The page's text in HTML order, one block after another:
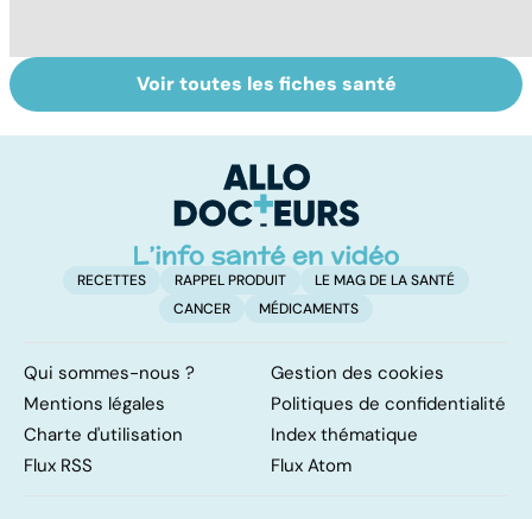
Quand la maladie
entraîne la chute
Le lymphome, un
cancer peu
fréquent
Voir toutes les fiches santé
RECETTES RAPPEL PRODUIT
LE MAG DE LA SANTÉ
CANCER
MÉDICAMENTS
Qui sommes-nous ?
Gestion des cookies
Mentions légales
Politiques de confidentialité
Charte d'utilisation
Index thématique
Flux RSS
Flux Atom